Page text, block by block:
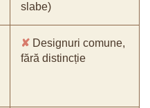
slabe)
✘ Designuri comune,
fără distincție